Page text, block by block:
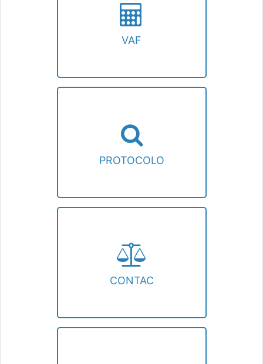
VAF
Valor Adicionado Fiscal.
PROTOCOLO
Consulta Tramitação de Protocolo.
CONTAC
Informações sobre o Conselho
Administrativo de Contagem